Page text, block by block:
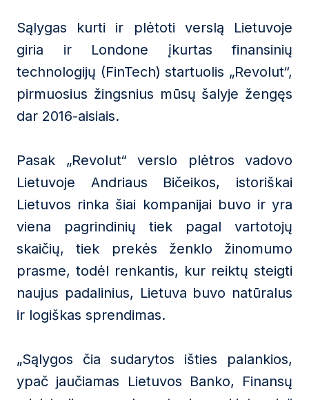
Sąlygas kurti ir plėtoti verslą Lietuvoje
giria ir Londone įkurtas finansinių
technologijų (FinTech) startuolis „Revolut“,
pirmuosius žingsnius mūsų šalyje žengęs
dar 2016-aisiais.
Pasak „Revolut“ verslo plėtros vadovo
Lietuvoje Andriaus Bičeikos, istoriškai
Lietuvos rinka šiai kompanijai buvo ir yra
viena pagrindinių tiek pagal vartotojų
skaičių, tiek prekės ženklo žinomumo
prasme, todėl renkantis, kur reiktų steigti
naujus padalinius, Lietuva buvo natūralus
ir logiškas sprendimas.
„Sąlygos čia sudarytos išties palankios,
ypač jaučiamas Lietuvos Banko, Finansų